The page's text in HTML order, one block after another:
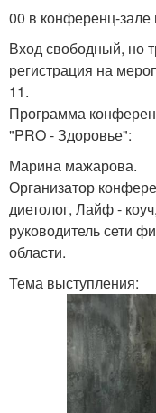
00 в конференц-зале
Вход свободный, но
регистрация на
11.
Программа
"PRO - Здоровье":
Марина мажарова.
Организатор
диетолог, Лайф -
руководитель сети
области.
Тема выступления: